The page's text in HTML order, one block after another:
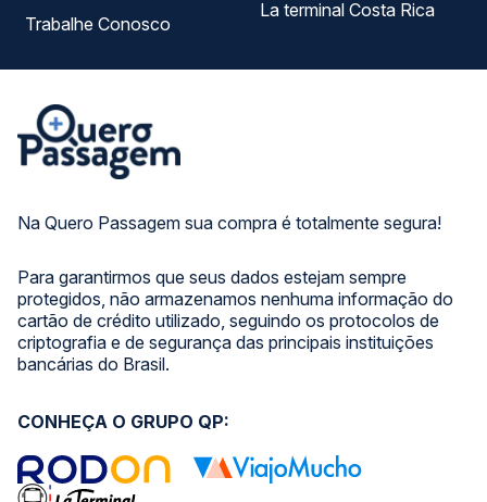
Na Quero Passagem sua compra é totalmente segura!
Para garantirmos que seus dados estejam sempre
protegidos, não armazenamos nenhuma informação do
cartão de crédito utilizado, seguindo os protocolos de
criptografia e de segurança das principais instituições
bancárias do Brasil.
Trabalhe Conosco
La terminal Costa Rica
CONHEÇA O GRUPO QP: